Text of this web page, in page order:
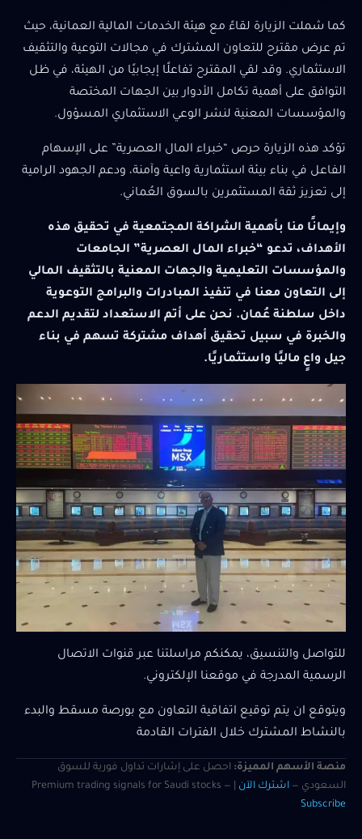
كما شملت الزيارة لقاءً مع هيئة الخدمات المالية العمانية، حيث
تم عرض مقترح للتعاون المشترك في مجالات التوعية والتثقيف
الاستثماري. وقد لقي المقترح تفاعلًا إيجابيًا من الهيئة، في ظل
التوافق على أهمية تكامل الأدوار بين الجهات المختصة
والمؤسسات المعنية لنشر الوعي الاستثماري المسؤول.
تؤكد هذه الزيارة حرص “خبراء المال العصرية” على الإسهام
الفاعل في بناء بيئة استثمارية واعية وآمنة، ودعم الجهود الرامية
إلى تعزيز ثقة المستثمرين بالسوق العُماني.
وإيمانًا منا بأهمية الشراكة المجتمعية في تحقيق هذه
الأهداف، تدعو “خبراء المال العصرية” الجامعات
والمؤسسات التعليمية والجهات المعنية بالتثقيف المالي
إلى التعاون معنا في تنفيذ المبادرات والبرامج التوعوية
داخل سلطنة عُمان. نحن على أتم الاستعداد لتقديم الدعم
والخبرة في سبيل تحقيق أهداف مشتركة تسهم في بناء
جيل واعٍ ماليًا واستثماريًا.
للتواصل والتنسيق، يمكنكم مراسلتنا عبر قنوات الاتصال
الرسمية المدرجة في موقعنا الإلكتروني.
ويتوقع ان يتم توقيع اتفاقية التعاون مع بورصة مسقط والبدء
بالنشاط المشترك خلال الفترات القادمة
منصة الأسهم المميزة: احصل على إشارات تداول فورية للسوق
السعودي — اشترك الآن
Subscribe